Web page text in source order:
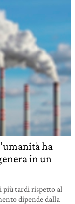
ha
in un
più tardi rispetto al
dipende dalla